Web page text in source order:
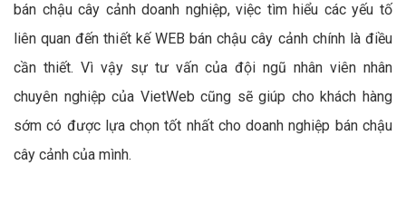
bán chậu cây cảnh doanh nghiệp, việc tìm hiểu các yếu tố
liên quan đến thiết kế WEB bán chậu cây cảnh chính là điều
cần thiết. Vì vậy sự tư vấn của đội ngũ nhân viên nhân
chuyên nghiệp của VietWeb cũng sẽ giúp cho khách hàng
sớm có được lựa chọn tốt nhất cho doanh nghiệp bán chậu
cây cảnh của mình.